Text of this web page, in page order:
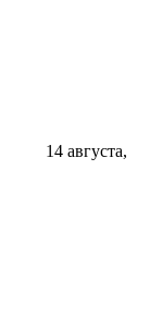
14 августа,